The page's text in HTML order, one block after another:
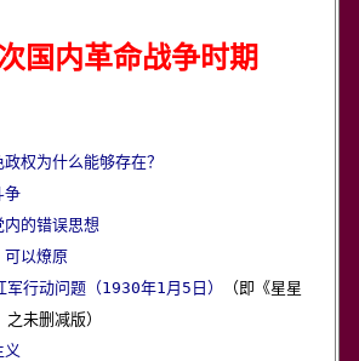
国内革命战争时期
权为什么能够存在？
争
的错误思想
可以燎原
军行动问题（1930年1月5日）
（即《星星
未删减版）
义